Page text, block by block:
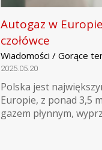
Autogaz w
czołówce
Wiadomości / Gorące
2025.05.20
Polska jest
Europie, z ponad 3,5
gazem płynnym,